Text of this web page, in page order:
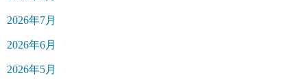
2026年7月
2026年6月
2026年5月